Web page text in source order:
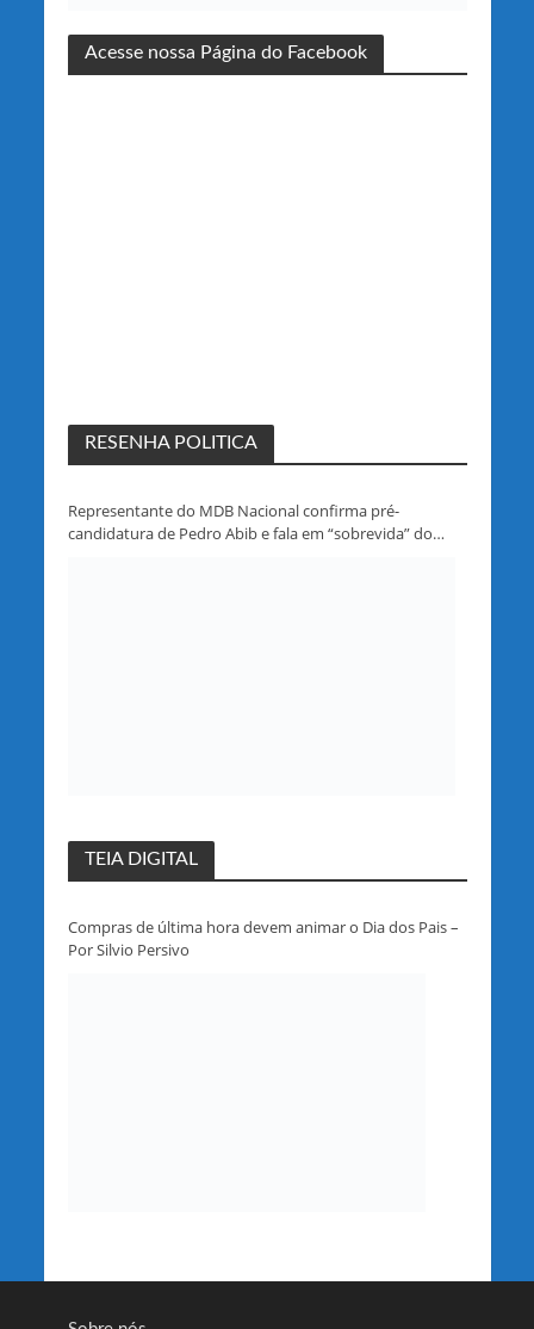
Acesse nossa Página do Facebook
RESENHA POLITICA
Representante do MDB Nacional confirma pré-
candidatura de Pedro Abib e fala em “sobrevida” do
TEIA DIGITAL
Compras de última hora devem animar o Dia dos Pais –
Por Silvio Persivo